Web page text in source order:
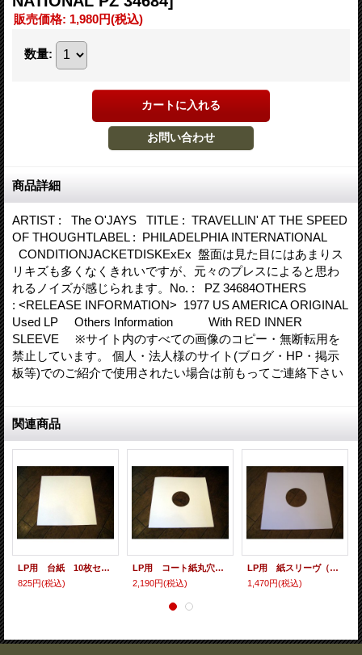
販売価格: 1,980円(税込)
数量:
商品詳細
ARTIST : The O'JAYS TITLE : TRAVELLIN' AT THE SPEED
OF THOUGHTLABEL : PHILADELPHIA INTERNATIONAL
CONDITIONJACKETDISKExEx 盤面は見た目にはあまりス
リキズも多くなくきれいですが、元々のプレスによると思わ
れるノイズが感じられます。No. : PZ 34684OTHERS
: <RELEASE INFORMATION> 1977 US AMERICA ORIGINAL
Used LP Others Information With RED INNER
SLEEVE ※サイト内のすべての画像のコピー・無断転用を
禁止しています。 個人・法人様のサイト(ブログ・HP・掲示
板等)でのご紹介で使用されたい場合は前もってご連絡下さい
関連商品
LP用 台紙 10枚セット
825円(税込)
LP用 コート紙丸穴ジャケ 10枚セット
2,190円(税込)
LP用 紙スリーヴ（レギュラー 四角の角） 10枚セット
1,470円(税込)